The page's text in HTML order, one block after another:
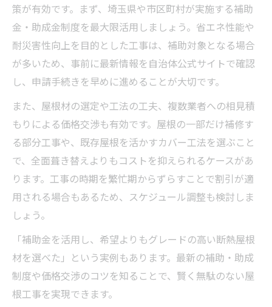
策が有効です。まず、埼玉県や市区町村が実施する補助
金・助成金制度を最大限活用しましょう。省エネ性能や
耐災害性向上を目的とした工事は、補助対象となる場合
が多いため、事前に最新情報を自治体公式サイトで確認
し、申請手続きを早めに進めることが大切です。
また、屋根材の選定や工法の工夫、複数業者への相見積
もりによる価格交渉も有効です。屋根の一部だけ補修す
る部分工事や、既存屋根を活かすカバー工法を選ぶこと
で、全面葺き替えよりもコストを抑えられるケースがあ
ります。工事の時期を繁忙期からずらすことで割引が適
用される場合もあるため、スケジュール調整も検討しま
しょう。
「補助金を活用し、希望よりもグレードの高い断熱屋根
材を選べた」という実例もあります。最新の補助・助成
制度や価格交渉のコツを知ることで、賢く無駄のない屋
根工事を実現できます。